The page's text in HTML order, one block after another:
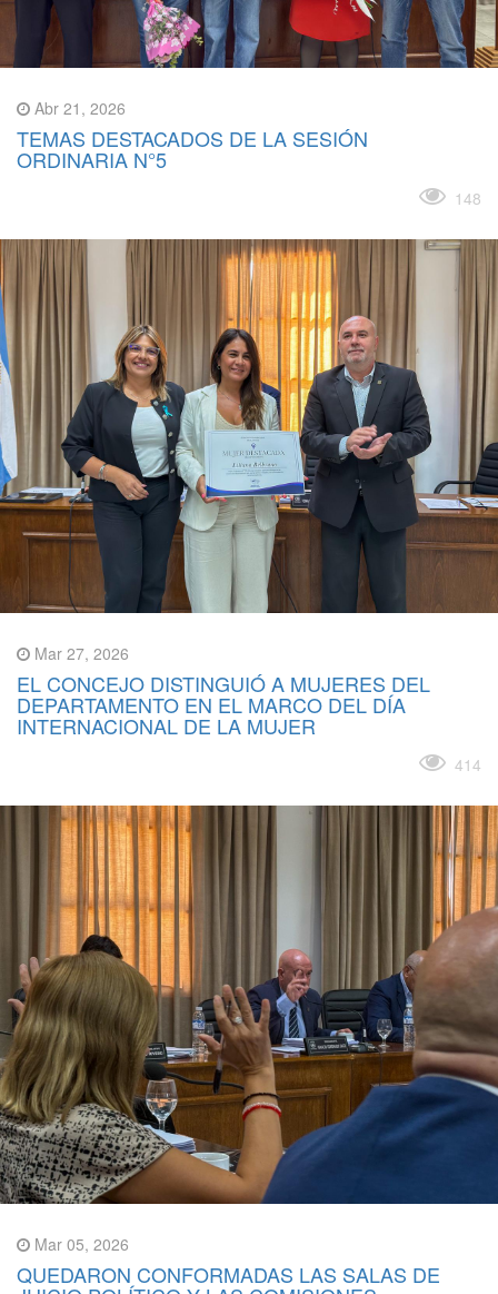
Abr 21, 2026
TEMAS DESTACADOS DE LA SESIÓN
ORDINARIA N°5
148
Mar 27, 2026
EL CONCEJO DISTINGUIÓ A MUJERES DEL
DEPARTAMENTO EN EL MARCO DEL DÍA
INTERNACIONAL DE LA MUJER
414
Mar 05, 2026
QUEDARON CONFORMADAS LAS SALAS DE